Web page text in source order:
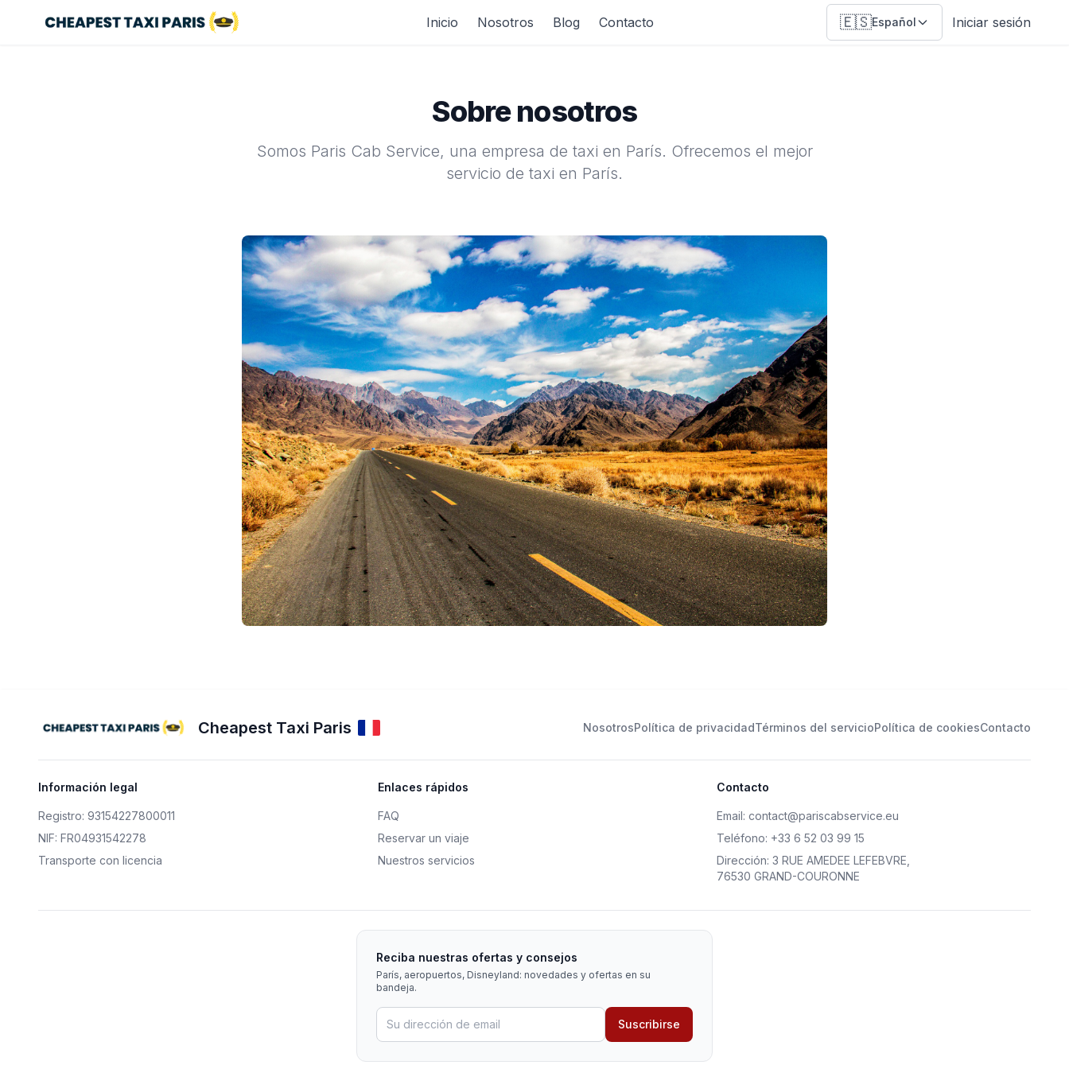
Inicio Nosotros Blog Contacto 🇪🇸Español Iniciar sesión
Sobre nosotros
Somos Paris Cab Service, una empresa de taxi en París. Ofrecemos el mejor
servicio de taxi en París.
Cheapest Taxi Paris NosotrosPolítica de privacidadTérminos del servicioPolítica de cookiesContacto
Información legal
Registro: 93154227800011
NIF: FR04931542278
Transporte con licencia
Enlaces rápidos
FAQ
Reservar un viaje
Nuestros servicios
Contacto
Email:contact@pariscabservice.eu
Teléfono: +33 6 52 03 99 15
Dirección:3 RUE AMEDEE LEFEBVRE
76530 GRAND-COURONNE
Reciba nuestras ofertas y consejos
París, aeropuertos, Disneyland: novedades y ofertas en su
bandeja.
Suscribirse